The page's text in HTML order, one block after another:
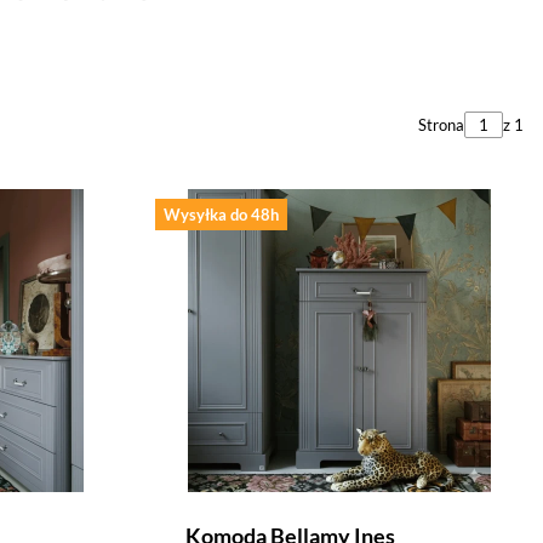
Strona z 1
Wysyłka do 48h
Komoda Bellamy Ines